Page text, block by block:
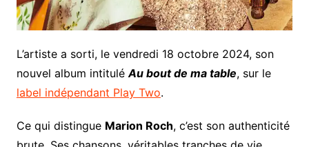
L’artiste a sorti, le vendredi 18 octobre 2024, son
nouvel album intitulé Au bout de ma table, sur le
label indépendant Play Two.
Ce qui distingue Marion Roch, c’est son authenticité